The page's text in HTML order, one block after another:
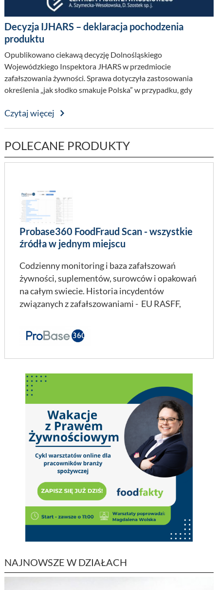
Decyzja IJHARS – deklaracja pochodzenia
produktu
Opublikowano ciekawą decyzję Dolnośląskiego
Wojewódzkiego Inspektora JHARS w przedmiocie
zafałszowania żywności. Sprawa dotyczyła zastosowania
określenia „jak słodko smakuje Polska” w przypadku, gdy
Czytaj więcej
POLECANE PRODUKTY
Probase360 FoodFraud Scan - wszystkie
źródła w jednym miejscu
Codzienny monitoring i baza zafałszowań
żywności, suplementów, surowców i opakowań
na całym swiecie. Historia incydentów
związanych z zafałszowaniami - EU RASFF,
NAJNOWSZE W DZIAŁACH